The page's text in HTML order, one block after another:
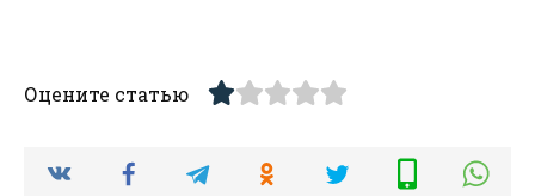
Оцените статью